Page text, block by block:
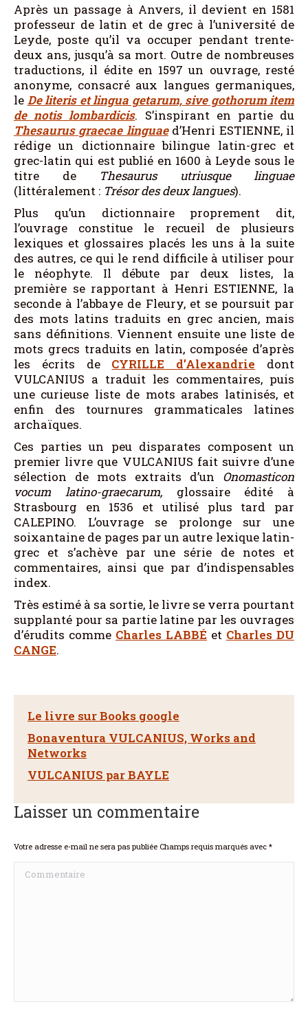
Après un passage à Anvers, il devient en 1581
professeur de latin et de grec à l’université de
Leyde, poste qu’il va occuper pendant trente-
deux ans, jusqu’à sa mort. Outre de nombreuses
traductions, il édite en 1597 un ouvrage, resté
anonyme, consacré aux langues germaniques,
le De literis et lingua getarum, sive gothorum item
de notis lombardicis. S’inspirant en partie du
Thesaurus graecae linguaed’Henri ESTIENNE, il
rédige un dictionnaire bilingue latin-grec et
grec-latin qui est publié en 1600 à Leyde sous le
titre de
Thesaurus utriusque linguae
(littéralement : Trésor des deux langues).
Plus qu’un dictionnaire proprement dit,
l’ouvrage constitue le recueil de plusieurs
lexiques et glossaires placés les uns à la suite
des autres, ce qui le rend difficile à utiliser pour
le néophyte. Il débute par deux listes, la
première se rapportant à Henri ESTIENNE, la
seconde à l’abbaye de Fleury, et se poursuit par
des mots latins traduits en grec ancien, mais
sans définitions. Viennent ensuite une liste de
mots grecs traduits en latin, composée d’après
les écrits de CYRILLE d’Alexandrie dont
VULCANIUS a traduit les commentaires, puis
une curieuse liste de mots arabes latinisés, et
enfin des tournures grammaticales latines
archaïques.
Ces parties un peu disparates composent un
premier livre que VULCANIUS fait suivre d’une
sélection de mots extraits d’un Onomasticon
vocum latino-graecarum,glossaire édité à
Strasbourg en 1536 et utilisé plus tard par
CALEPINO. L’ouvrage se prolonge sur une
soixantaine de pages par un autre lexique latin-
grec et s’achève par une série de notes et
commentaires, ainsi que par d’indispensables
index.
Très estimé à sa sortie, le livre se verra pourtant
supplanté pour sa partie latine par les ouvrages
d’érudits comme Charles LABBÉ et Charles DU
CANGE.
Le livre sur Books google
Bonaventura VULCANIUS, Works and
Networks
VULCANIUS par BAYLE
Laisser un commentaire
Votre adresse e-mail ne sera pas publiée Champs requis marqués avec *
Commentaire